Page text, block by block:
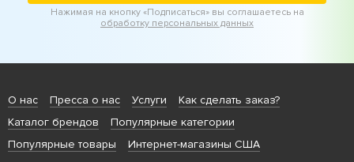
Нажимая на кнопку «Подписаться» вы соглашаетесь на
обработку персональных данных
О нас Пресса о нас Услуги
Как сделать заказ?
Каталог брендов
Популярные категории
Популярные товары
Интернет-магазины США